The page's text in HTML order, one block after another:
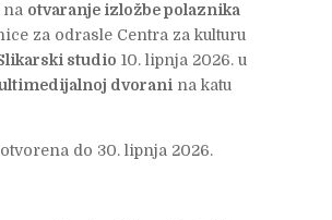
na otvaranje izložbe polaznika
za odrasle Centra za kulturu
studio 10. lipnja 2026. u
dvorani na katu
do 30. lipnja 2026.